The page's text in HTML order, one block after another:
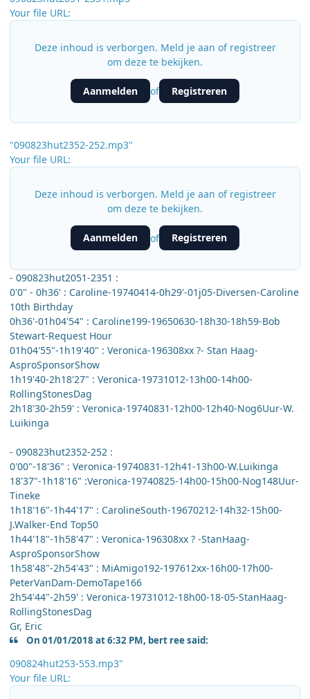
Your file URL:
Deze inhoud is verborgen. Meld je aan of registreer
om deze te bekijken.
Aanmelden of Registreren
"090823hut2352-252.mp3"
Your file URL:
Deze inhoud is verborgen. Meld je aan of registreer
om deze te bekijken.
Aanmelden of Registreren
- 090823hut2051-2351 :
0'0" - 0h36' : Caroline-19740414-0h29'-01j05-Diversen-Caroline
10th Birthday
0h36'-01h04'54" : Caroline199-19650630-18h30-18h59-Bob
Stewart-Request Hour
01h04'55"-1h19'40" : Veronica-196308xx ?- Stan Haag-
AsproSponsorShow
1h19'40-2h18'27" : Veronica-19731012-13h00-14h00-
RollingStonesDag
2h18'30-2h59' : Veronica-19740831-12h00-12h40-Nog6Uur-W.
Luikinga
- 090823hut2352-252 :
0'00"-18'36" : Veronica-19740831-12h41-13h00-W.Luikinga
18'37"-1h18'16" :Veronica-19740825-14h00-15h00-Nog148Uur-
Tineke
1h18'16"-1h44'17" : CarolineSouth-19670212-14h32-15h00-
J.Walker-End Top50
1h44'18"-1h58'47" : Veronica-196308xx ? -StanHaag-
AsproSponsorShow
1h58'48"-2h54'43" : MiAmigo192-197612xx-16h00-17h00-
PeterVanDam-DemoTape166
2h54'44"-2h59' : Veronica-19731012-18h00-18-05-StanHaag-
RollingStonesDag
Gr, Eric
On 01/01/2018 at 6:32 PM, bert ree said:
090824hut253-553.mp3"
Your file URL: